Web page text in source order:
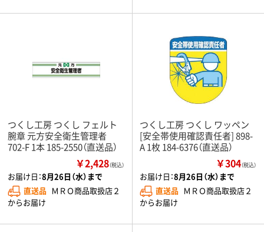
つくし工房 つくし フェルト
腕章 元方安全衛生管理者
702-F 1本 185-2550（直送品）
￥2,428（税込）
お届け日：8月26日（水）まで
直送品 ＭＲＯ商品取扱店２
からお届け
つくし工房 つくし ワッペン
[安全帯使用確認責任者] 898-
A 1枚 184-6376（直送品）
￥304（税込）
お届け日：8月26日（水）まで
直送品 ＭＲＯ商品取扱店２
からお届け